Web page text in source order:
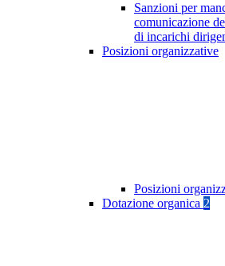
Sanzioni per
comunicazione
di incarichi
Posizioni organizzative
Posizioni
Dotazione organica 2